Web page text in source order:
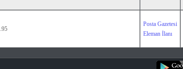
Posta Gazetesi
Eleman İlanı